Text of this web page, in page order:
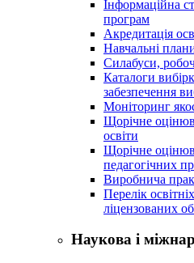
Інформаційна
програм
Акредитація
Навчальні
Силабуси,
Каталоги
забезпечення
Моніторинг
Щорічне
освіти
Щорічне
педагогічних
Виробнича
Перелік
ліцензoваних
Наукова і